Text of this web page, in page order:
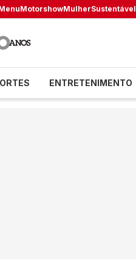
MotorshowMulherSustentável
ENTRETENIMENTO